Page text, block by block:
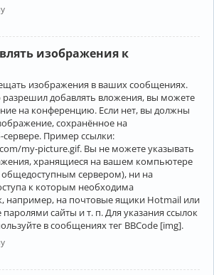
изображения к
изображения в ваших сообщениях.
разрешил добавлять вложения, вы можете
на конференцию. Если нет, вы должны
сохранённое на
Пример ссылки:
my-picture.gif. Вы не можете указывать
хранящиеся на вашем компьютере
общедоступным сервером), ни на
к которым необходима
например, на почтовые ящики Hotmail или
сайты и т. п. Для указания ссылок
в сообщениях тег BBCode [img].